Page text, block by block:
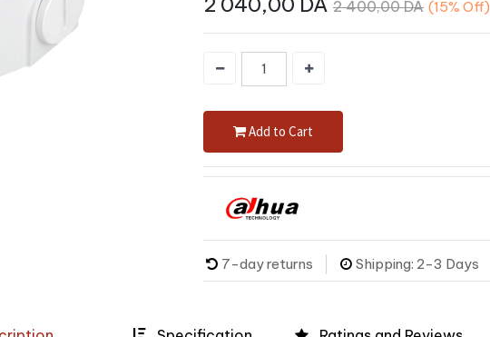
2 400,00DA (15% Off)
Add to Cart
7-day returns Shipping: 2-3 Days